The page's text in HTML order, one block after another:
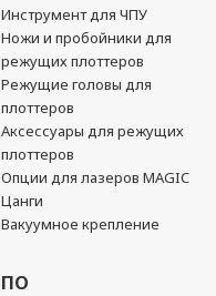
Инструмент для ЧПУ
Ножи и пробойники для
режущих плоттеров
Режущие головы для
плоттеров
Аксессуары для режущих
плоттеров
Опции для лазеров MAGIC
Цанги
Вакуумное крепление
ПО